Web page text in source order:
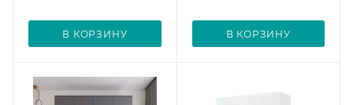
В КОРЗИНУ В КОРЗИНУ